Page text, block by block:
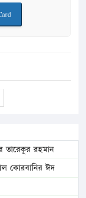
তারেকুর রহমান
কোরবানির ঈদ